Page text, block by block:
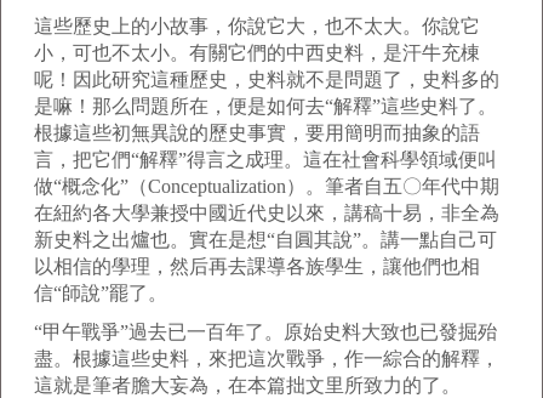
這些歷史上的小故事，你說它大，也不太大。你說它
小，可也不太小。有關它們的中西史料，是汗牛充棟
呢！因此研究這種歷史，史料就不是問題了，史料多的
是嘛！那么問題所在，便是如何去“解釋”這些史料了。
根據這些初無異說的歷史事實，要用簡明而抽象的語
言，把它們“解釋”得言之成理。這在社會科學領域便叫
做“概念化”（Conceptualization）。筆者自五〇年代中期
在紐約各大學兼授中國近代史以來，講稿十易，非全為
新史料之出爐也。實在是想“自圓其說”。講一點自己可
以相信的學理，然后再去課導各族學生，讓他們也相
信“師說”罷了。
“甲午戰爭”過去已一百年了。原始史料大致也已發掘殆
盡。根據這些史料，來把這次戰爭，作一綜合的解釋，
這就是筆者膽大妄為，在本篇拙文里所致力的了。